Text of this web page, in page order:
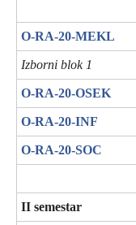
O-RA-20-MEKL
Izborni blok 1
O-RA-20-OSEK
O-RA-20-INF
O-RA-20-SOC
II semestar